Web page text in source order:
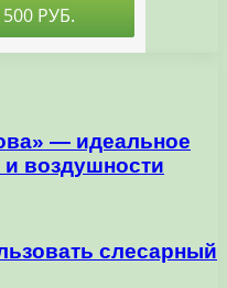
— идеальное
и воздушности
слесарный